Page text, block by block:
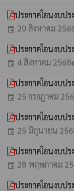
ประกาศโอนงบป
event 20 สิงหาคม
ประกาศโอนงบป
event 4 สิงหาคม 2568
ประกาศโอนงบป
event 25 กรกฎาคม
ประกาศโอนงบป
event 25 มิถุนายน
ประกาศโอนงบป
event 28 พฤษภาคม
ประกาศโอนงบป